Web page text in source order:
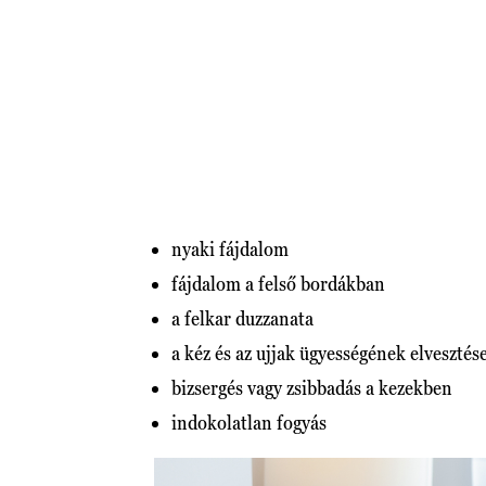
nyaki fájdalom
fájdalom a felső bordákban
a felkar duzzanata
a kéz és az ujjak ügyességének
bizsergés vagy zsibbadás a kezekben
indokolatlan fogyás